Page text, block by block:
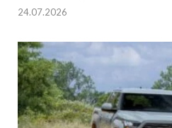
24.07.2026